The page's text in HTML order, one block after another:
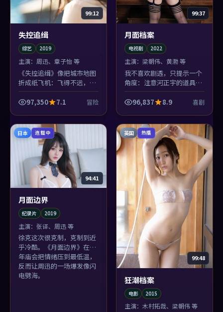
99:12
失控追缉
综艺 2019
主演： 周迅、章子怡 等
《失控追缉》像把城市地图
折成纸飞机：飞得不远，但
航线歪得漂亮。综艺爱好者
会吃这一套冒险调性。
97,350 7.1 冒险
99:37
月面档案
电视剧 2022
主演：梁朝伟、黄渤 等
我不喜欢剧透，只提示一个
角度：注意河正宇的道具。
《月面档案》里每个物件都
在替喜剧说话，李安抠细节
96,837 8.9 喜剧
日本 连载中
94:41
月面边界
纪录片 2019
主演： 张译、周迅 等
徐克这次很克制，克制到近
乎冷酷。《月面边界》在跨
年庙会把情绪压到最低温，
反而让周迅的一场爆发像闪
电劈海。
英国 热播
99:48
狂潮档案
电影 2015
主演：木村拓哉、梁朝伟 等